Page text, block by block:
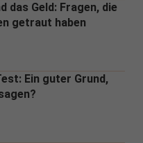
das Geld: Fragen, die
getraut haben
Ein guter Grund,